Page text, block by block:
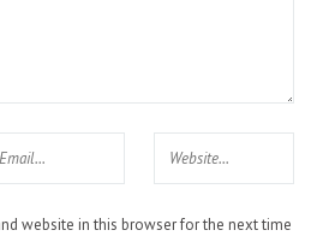
website in this browser for the next time